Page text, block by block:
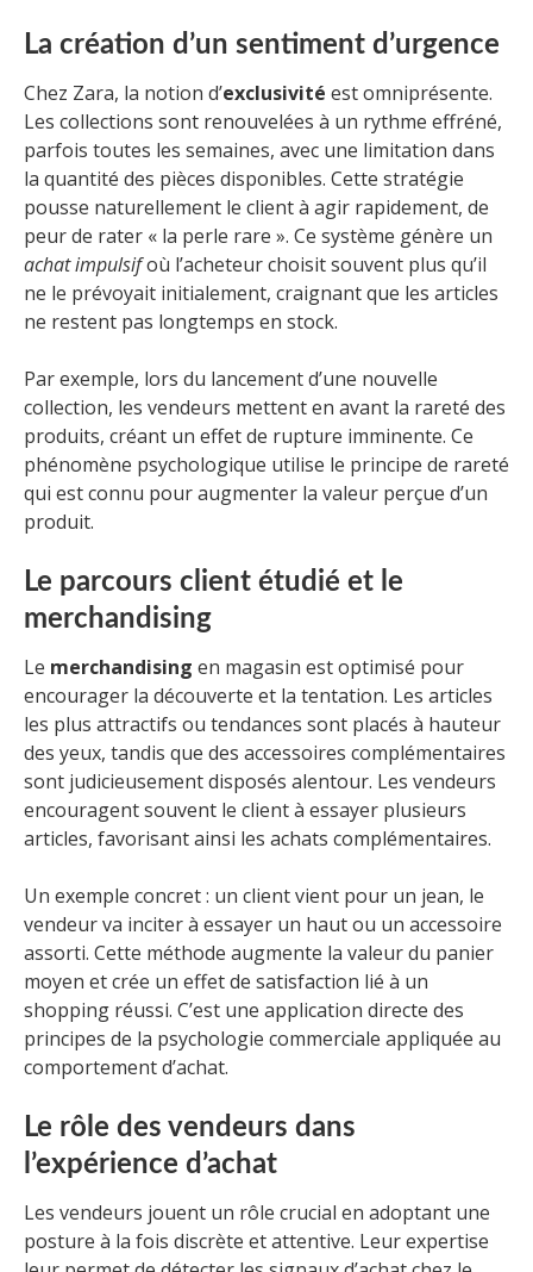
La création d’un sentiment d’urgence
Chez Zara, la notion d’exclusivité est omniprésente.
Les collections sont renouvelées à un rythme effréné,
parfois toutes les semaines, avec une limitation dans
la quantité des pièces disponibles. Cette stratégie
pousse naturellement le client à agir rapidement, de
peur de rater « la perle rare ». Ce système génère un
achat impulsifoù l’acheteur choisit souvent plus qu’il
ne le prévoyait initialement, craignant que les articles
ne restent pas longtemps en stock.
Par exemple, lors du lancement d’une nouvelle
collection, les vendeurs mettent en avant la rareté des
produits, créant un effet de rupture imminente. Ce
phénomène psychologique utilise le principe de rareté
qui est connu pour augmenter la valeur perçue d’un
produit.
Le parcours client étudié et le
merchandising
Le merchandising en magasin est optimisé pour
encourager la découverte et la tentation. Les articles
les plus attractifs ou tendances sont placés à hauteur
des yeux, tandis que des accessoires complémentaires
sont judicieusement disposés alentour. Les vendeurs
encouragent souvent le client à essayer plusieurs
articles, favorisant ainsi les achats complémentaires.
Un exemple concret : un client vient pour un jean, le
vendeur va inciter à essayer un haut ou un accessoire
assorti. Cette méthode augmente la valeur du panier
moyen et crée un effet de satisfaction lié à un
shopping réussi. C’est une application directe des
principes de la psychologie commerciale appliquée au
comportement d’achat.
Le rôle des vendeurs dans
l’expérience d’achat
Les vendeurs jouent un rôle crucial en adoptant une
posture à la fois discrète et attentive. Leur expertise